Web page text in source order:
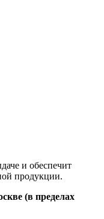
и обеспечит
продукции.
(в пределах